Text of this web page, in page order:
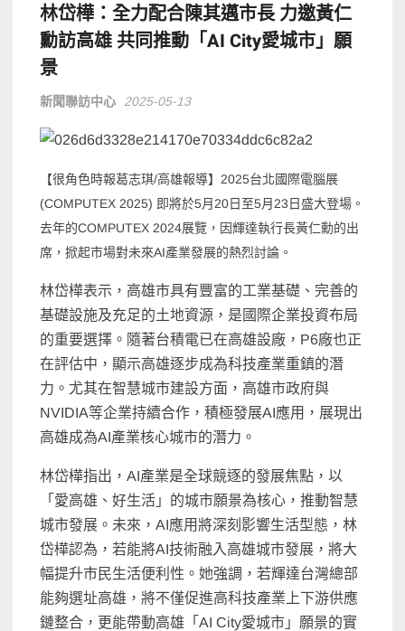
林岱樺：全力配合陳其邁市長 力邀黃仁
勳訪高雄 共同推動「AI City愛城市」願
景
新聞聯訪中心 2025-05-13
【很角色時報葛志琪/高雄報導】2025台北國際電腦展
(COMPUTEX 2025) 即將於5月20日至5月23日盛大登場。
去年的COMPUTEX 2024展覽，因輝達執行長黃仁勳的出
席，掀起市場對未來AI產業發展的熱烈討論。
林岱樺表示，高雄市具有豐富的工業基礎、完善的
基礎設施及充足的土地資源，是國際企業投資布局
的重要選擇。隨著台積電已在高雄設廠，P6廠也正
在評估中，顯示高雄逐步成為科技產業重鎮的潛
力。尤其在智慧城市建設方面，高雄市政府與
NVIDIA等企業持續合作，積極發展AI應用，展現出
高雄成為AI產業核心城市的潛力。
林岱樺指出，AI產業是全球競逐的發展焦點，以
「愛高雄、好生活」的城市願景為核心，推動智慧
城市發展。未來，AI應用將深刻影響生活型態，林
岱樺認為，若能將AI技術融入高雄城市發展，將大
幅提升市民生活便利性。她強調，若輝達台灣總部
能夠選址高雄，將不僅促進高科技產業上下游供應
鏈整合，更能帶動高雄「AI City愛城市」願景的實